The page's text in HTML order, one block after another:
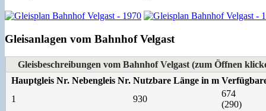
Gleisanlagen vom Bahnhof Velgast
Gleisbeschreibungen vom Bahnhof Velgast (zum Öffnen
Hauptgleis Nr. Nebengleis Nr. Nutzbare Länge in m
1
930
674
(290)